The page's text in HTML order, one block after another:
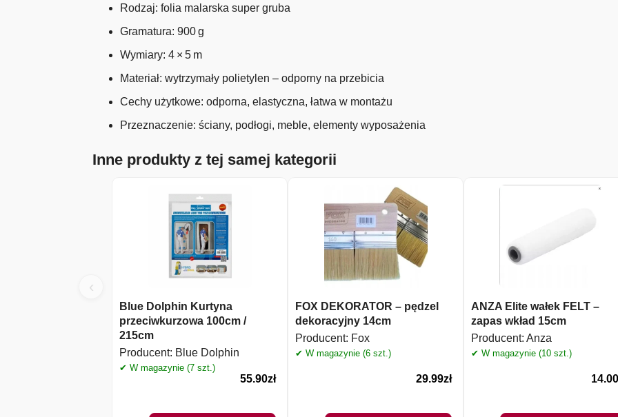
Rodzaj: folia malarska super gruba
Gramatura: 900 g
Wymiary: 4 × 5 m
Materiał: wytrzymały polietylen – odporny na przebicia
Cechy użytkowe: odporna, elastyczna, łatwa w montażu
Przeznaczenie: ściany, podłogi, meble, elementy wyposażenia
Inne produkty z tej samej kategorii
‹
Blue Dolphin Kurtyna
przeciwkurzowa 100cm /
215cm
Producent: Blue Dolphin
✔ W magazynie (7 szt.)
55.90zł
FOX DEKORATOR – pędzel
dekoracyjny 14cm
Producent: Fox
✔ W magazynie (6 szt.)
29.99zł
ANZA Elite wałek FELT –
zapas wkład 15cm
Producent: Anza
✔ W magazynie (10 szt.)